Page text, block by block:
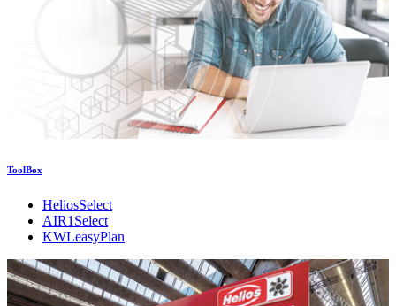
ToolBox
HeliosSelect
AIR1Select
KWLeasyPlan